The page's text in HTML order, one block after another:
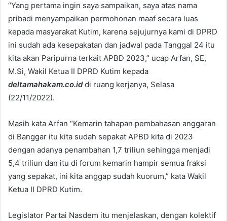
“Yang pertama ingin saya sampaikan, saya atas nama
pribadi menyampaikan permohonan maaf secara luas
kepada masyarakat Kutim, karena sejujurnya kami di DPRD
ini sudah ada kesepakatan dan jadwal pada Tanggal 24 itu
kita akan Paripurna terkait APBD 2023,” ucap Arfan, SE,
M.Si, Wakil Ketua II DPRD Kutim kepada
deltamahakam.co.iddi ruang kerjanya, Selasa
(22/11/2022).
Masih kata Arfan “Kemarin tahapan pembahasan anggaran
di Banggar itu kita sudah sepakat APBD kita di 2023
dengan adanya penambahan 1,7 triliun sehingga menjadi
5,4 triliun dan itu di forum kemarin hampir semua fraksi
yang sepakat, ini kita anggap sudah kuorum,” kata Wakil
Ketua II DPRD Kutim.
Legislator Partai Nasdem itu menjelaskan, dengan kolektif